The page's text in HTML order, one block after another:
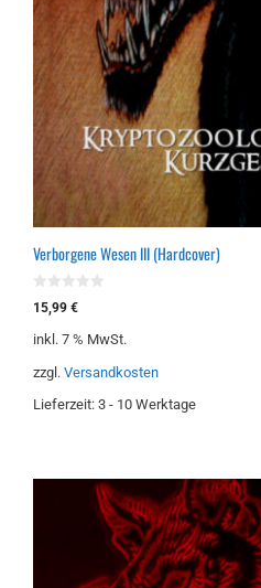
Verborgene Wesen III (Hardcover)
0
v
n
15,99 €
inkl. 7 % MwSt.
zzgl. Versandkosten
Lieferzeit: 3 - 10 Werktage